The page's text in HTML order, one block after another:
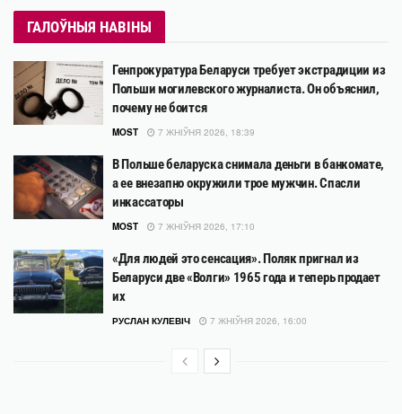
ГАЛОЎНЫЯ НАВІНЫ
Генпрокуратура Беларуси требует экстрадиции из
Польши могилевского журналиста. Он объяснил,
почему не боится
MOST 7 ЖНІЎНЯ 2026, 18:39
В Польше беларуска снимала деньги в банкомате,
а ее внезапно окружили трое мужчин. Спасли
инкассаторы
MOST 7 ЖНІЎНЯ 2026, 17:10
«Для людей это сенсация». Поляк пригнал из
Беларуси две «Волги» 1965 года и теперь продает
их
РУСЛАН КУЛЕВІЧ 7 ЖНІЎНЯ 2026, 16:00